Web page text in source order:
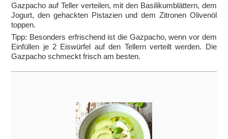
Gazpacho auf Teller verteilen, mit den Basilikumblättern, dem
Jogurt, den gehackten Pistazien und dem Zitronen Olivenöl
toppen.
Tipp: Besonders erfrischend ist die Gazpacho, wenn vor dem
Einfüllen je 2 Eiswürfel auf den Tellern verteilt werden. Die
Gazpacho schmeckt frisch am besten.